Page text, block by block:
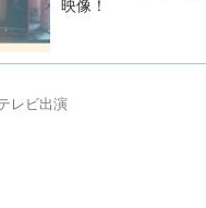
映像！
レビ出演